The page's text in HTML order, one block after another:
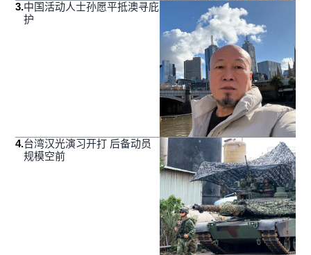
3.中国活动人士孙愿平抵澳寻庇
护
4.台湾汉光演习开打 后备动员
规模空前